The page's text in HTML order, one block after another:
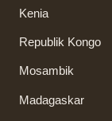
Kenia
Republik Kongo
Mosambik
Madagaskar